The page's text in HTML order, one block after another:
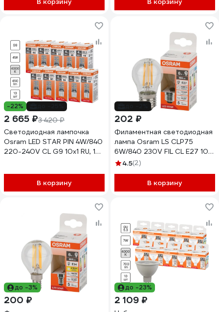
-22%
2 665 ₽3 420 ₽
Светодиодная лампочка
Osram LED STAR PIN 4W/840
220-240V CL G9 10x1 RU, 10
В корзину
202 ₽
Филаментная светодиодная
лампа Osram LS CLP75
6W/840 230V FIL CL E27 10x1
4058075684751
4.5(2)
В корзину
до -3%
200 ₽
до -23%
2 109 ₽